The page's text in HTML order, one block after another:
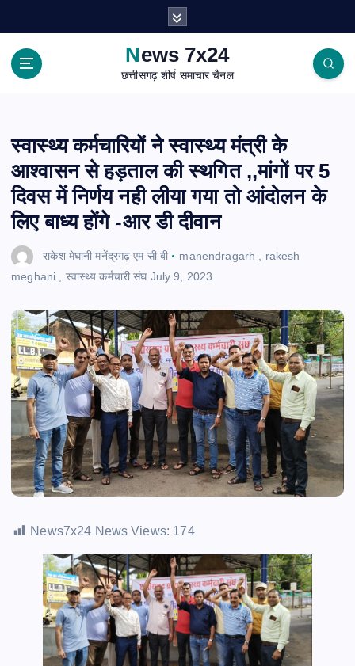
News 7x24
छत्तीसगढ़ शीर्ष समाचार चैनल
स्वास्थ्य कर्मचारियों ने स्वास्थ्य मंत्री के
आश्वासन से हड़ताल की स्थगित ,,मांगों पर 5
दिवस में निर्णय नही लीया गया तो आंदोलन के
लिए बाध्य होंगे -आर डी दीवान
राकेश मेघानी मनेंद्रगढ़ एम सी बी manendragarh
rakesh
meghani , स्वास्थ्य कर्मचारी संघ July 9, 2023
News7x24 News Views: 174